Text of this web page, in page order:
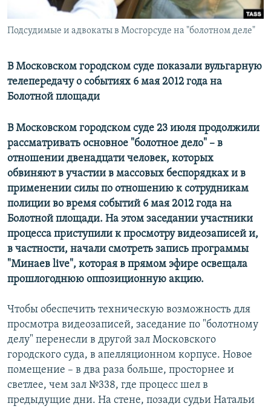
Подсудимые и адвокаты в Мосгорсуде на "болотном деле"
В Московском городском суде показали вульгарную
телепередачу о событиях 6 мая 2012 года на
Болотной площади
В Московском городском суде 23 июля продолжили
рассматривать основное "болотное дело" – в
отношении двенадцати человек, которых
обвиняют в участии в массовых беспорядках и в
применении силы по отношению к сотрудникам
полиции во время событий 6 мая 2012 года на
Болотной площади. На этом заседании участники
процесса приступили к просмотру видеозаписей и,
в частности, начали смотреть запись программы
"Минаев live", которая в прямом эфире освещала
прошлогоднюю оппозиционную акцию.
Чтобы обеспечить техническую возможность для
просмотра видеозаписей, заседание по "болотному
делу" перенесли в другой зал Московского
городского суда, в апелляционном корпусе. Новое
помещение – в два раза больше, просторнее и
светлее, чем зал №338, где процесс шел в
предыдущие дни. На стене, позади судьи Натальи